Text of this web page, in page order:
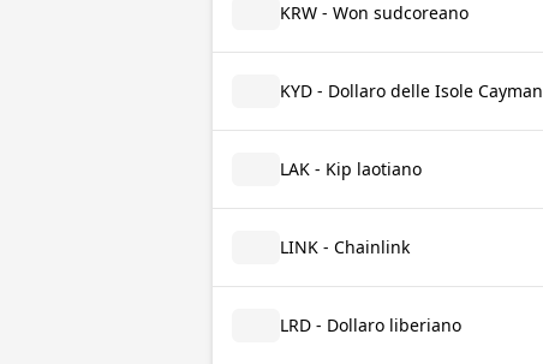
KRW - Won sudcoreano
KYD - Dollaro delle Isole Cayman
LAK - Kip laotiano
LINK - Chainlink
LRD - Dollaro liberiano